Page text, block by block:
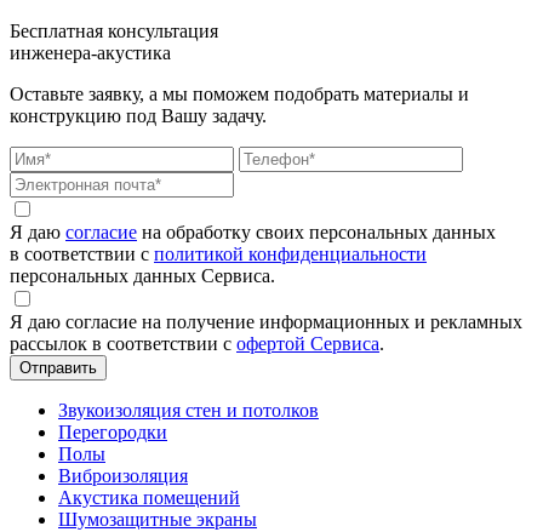
Бесплатная консультация
инженера-акустика
Оставьте заявку, а мы поможем подобрать материалы и
конструкцию под Вашу задачу.
Я даю согласие на обработку своих персональных данных
в соответствии с политикой конфиденциальности
персональных данных Сервиса.
Я даю согласие на получение информационных и рекламных
рассылок в соответствии с офертой Сервиса.
Звукоизоляция стен и потолков
Перегородки
Полы
Виброизоляция
Акустика помещений
Шумозащитные экраны